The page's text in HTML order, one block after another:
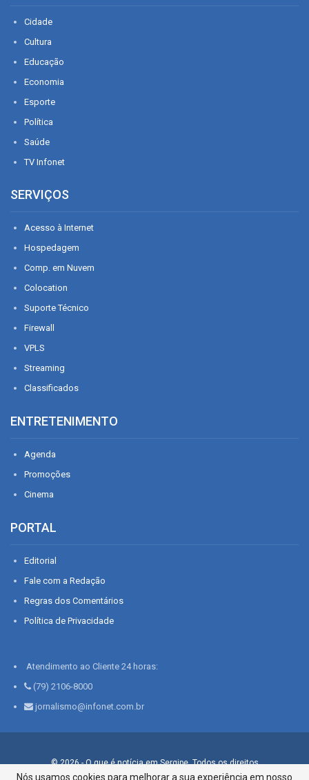
Cidade
Cultura
Educação
Economia
Esporte
Política
Saúde
TV Infonet
SERVIÇOS
Acesso à Internet
Hospedagem
Comp. em Nuvem
Colocation
Suporte Técnico
Firewall
VPLS
Streaming
Classificados
ENTRETENIMENTO
Agenda
Promoções
Cinema
PORTAL
Editorial
Fale com a Redação
Regras dos Comentários
Política de Privacidade
Atendimento ao Cliente 24 horas:
(79) 2106-8000
jornalismo@infonet.com.br
© 2026 - O que é notícia em Sergipe. Todos os direitos
reservados.
Nós usamos cookies para melhorar a sua experiência em nosso